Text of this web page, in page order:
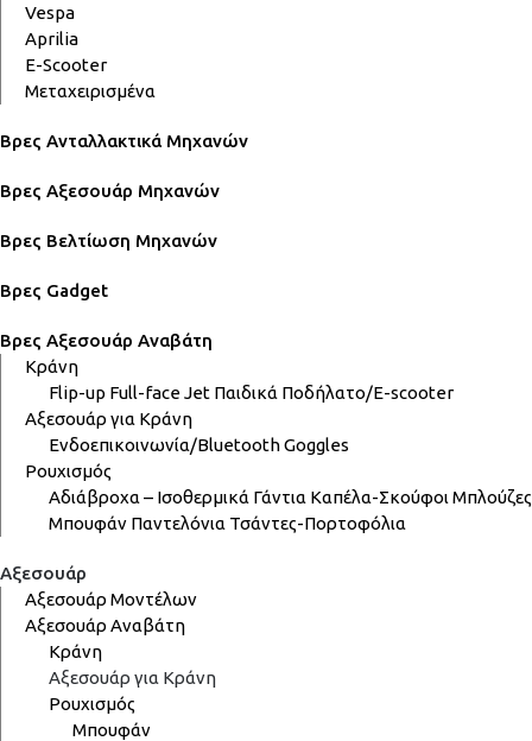
Vespa
Aprilia
E-Scooter
Μεταχειρισμένα
Βρες Ανταλλακτικά Μηχανών
Βρες Αξεσουάρ Μηχανών
Βρες Βελτίωση Μηχανών
Βρες Gadget
Βρες Αξεσουάρ Αναβάτη
Κράνη
Flip-up Full-faceJet Παιδικά Ποδήλατο/E-scooter
Αξεσουάρ για Κράνη
Ενδοεπικοινωνία/BluetoothGoggles
Ρουχισμός
Αδιάβροχα – Ισοθερμικά Γάντια Καπέλα-Σκούφοι Μπλούζες
Μπουφάν Παντελόνια Τσάντες-Πορτοφόλια
Αξεσουάρ
Αξεσουάρ Μοντέλων
Αξεσουάρ Αναβάτη
Κράνη
Αξεσουάρ για Κράνη
Ρουχισμός
Μπουφάν